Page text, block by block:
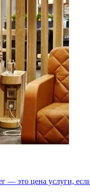
— это цена услуги,